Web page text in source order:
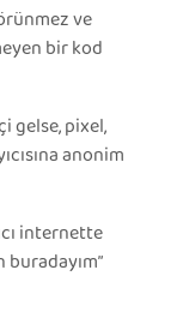
ve
bir kod
gelse, pixel,
anonim
internette